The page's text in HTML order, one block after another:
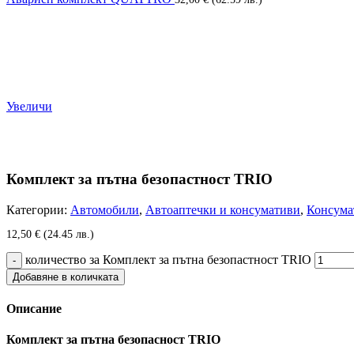
Увеличи
Комплект за пътна безопастност TRIO
Категории: Автомобили, Автоаптечки и консумативи,
12,50 € (24.45 лв.)
количество за Комплект за пътна безопастност TRIO
Добавяне в количката
Описание
Комплект за пътна безопасност TRIO